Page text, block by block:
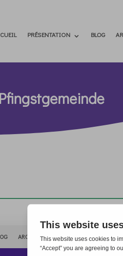
PRÉSENTATION BLOG
ARCHIVIO STAMPA CONTATTI